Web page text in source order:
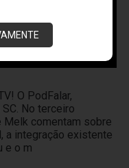
O PodFalar,
No terceiro
comentam sobre
a integração existente
e o m